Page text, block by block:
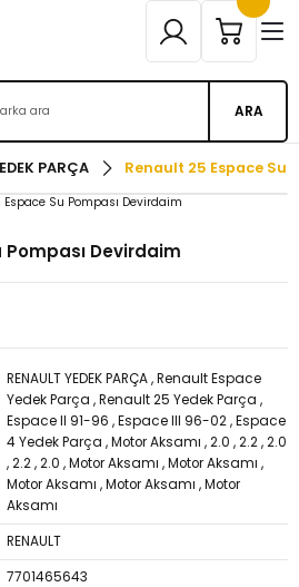
ARA
PARÇA Renault 25 Espace Su
Pompası Devirdaim
RENAULT YEDEK PARÇA ,Renault Espace
Yedek Parça ,Renault 25 Yedek Parça ,
Espace II 91-96 ,Espace III 96-02 ,Espace
4 Yedek Parça ,Motor Aksamı ,2.0 ,2.2 ,2.0
,2.2 ,2.0 ,Motor Aksamı ,Motor Aksamı ,
Motor Aksamı ,Motor Aksamı ,Motor
Aksamı
RENAULT
7701465643